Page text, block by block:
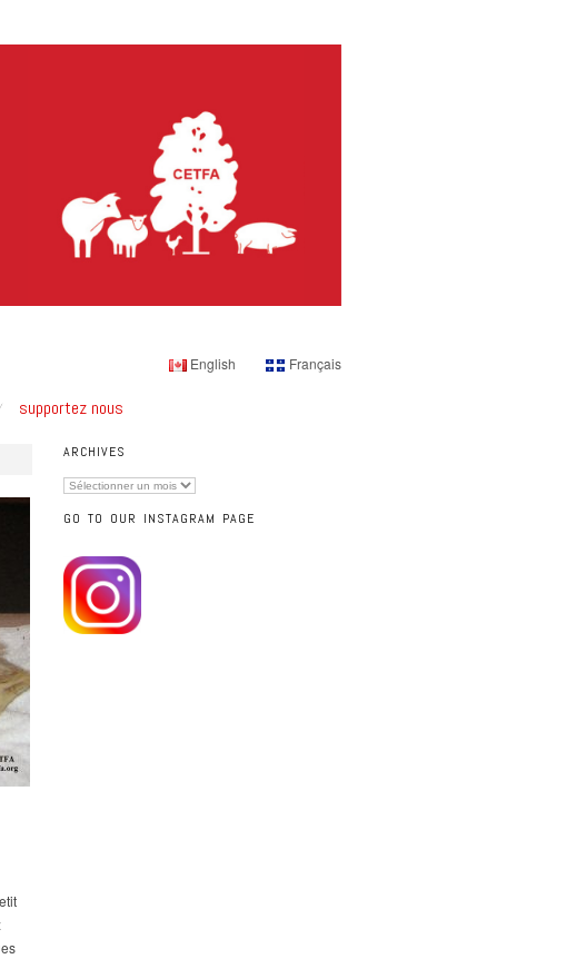
English Français
supportez nous
ARCHIVES
Archives
GO TO OUR INSTAGRAM PAGE